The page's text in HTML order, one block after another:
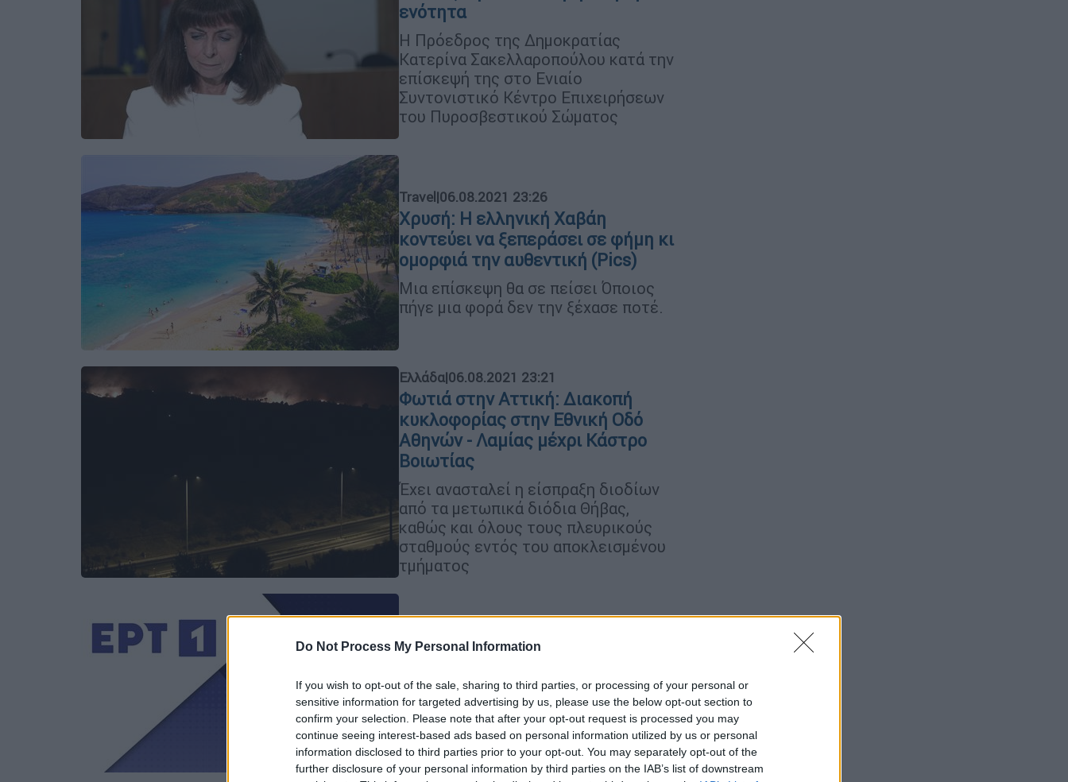
Do Not Process My Personal Information
If you wish to opt-out of the sale, sharing to third parties, or processing of your personal or
sensitive information for targeted advertising by us, please use the below opt-out section to
confirm your selection. Please note that after your opt-out request is processed you may
continue seeing interest-based ads based on personal information utilized by us or personal
information disclosed to third parties prior to your opt-out. You may separately opt-out of the
further disclosure of your personal information by third parties on the IAB’s list of downstream
ενότητα
Η Πρόεδρος της Δημοκρατίας
Κατερίνα Σακελλαροπούλου κατά την
επίσκεψή της στο Ενιαίο
Συντονιστικό Κέντρο Επιχειρήσεων
του Πυροσβεστικού Σώματος
Travel|06.08.2021 23:26
Χρυσή: Η ελληνική Χαβάη
κοντεύει να ξεπεράσει σε φήμη κι
ομορφιά την αυθεντική (Pics)
Μια επίσκεψη θα σε πείσει Όποιος
πήγε μια φορά δεν την ξέχασε ποτέ.
Ελλάδα|06.08.2021 23:21
Φωτιά στην Αττική: Διακοπή
κυκλοφορίας στην Εθνική Οδό
Αθηνών - Λαμίας μέχρι Κάστρο
Βοιωτίας
Έχει ανασταλεί η είσπραξη διοδίων
από τα μετωπικά διόδια Θήβας,
καθώς και όλους τους πλευρικούς
σταθμούς εντός του αποκλεισμένου
τμήματος
Τηλεόραση | 06.08.2021 23:20
«Κρατιόμουν μην τον κοπανήσω με
το μικρόφωνο...»
Στα όριά του δημοσιογράφος της ΕΡΤ
για την πύρινη λαίλαπα...